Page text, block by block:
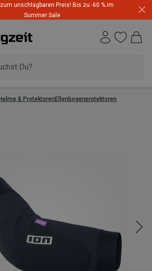
unschlagbaren Preis! Bis zu -60 % im
Summer Sale
& ProtektorenEllenbogenprotektoren